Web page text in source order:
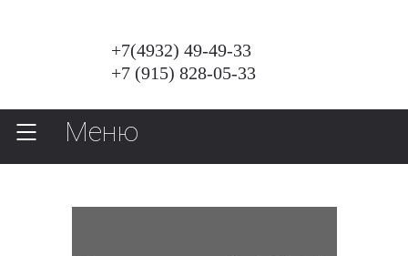
+7(4932) 49-49-33
+7 (915) 828-05-33
Меню